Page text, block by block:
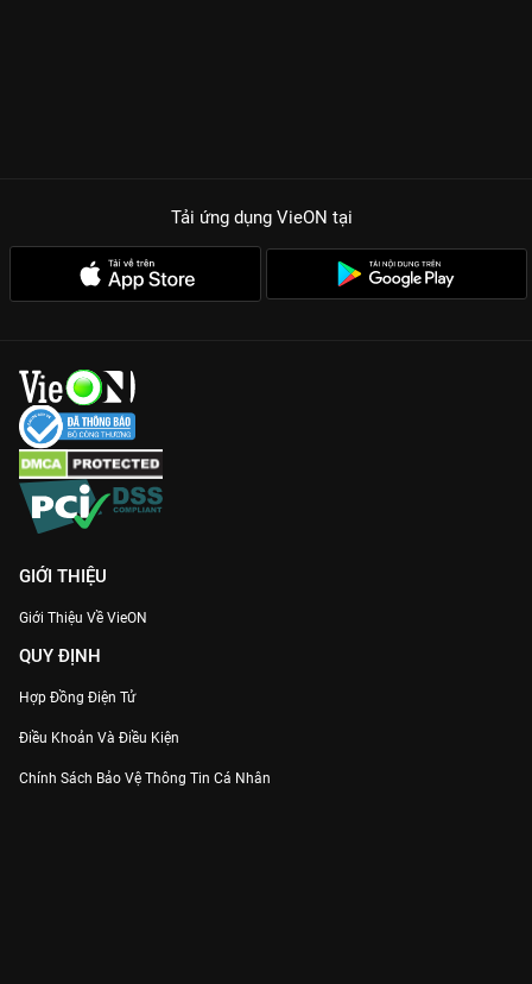
Tải ứng dụng VieON tại
GIỚI THIỆU
Giới Thiệu Về VieON
QUY ĐỊNH
Hợp Đồng Điện Tử
Điều Khoản Và Điều Kiện
Chính Sách Bảo Vệ Thông Tin Cá Nhân